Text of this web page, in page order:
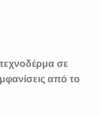
σε
από το